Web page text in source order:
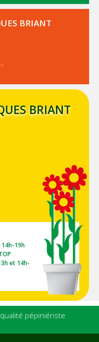
BRIANT
!
BRIANT
19h
et 14h-
pépiniériste